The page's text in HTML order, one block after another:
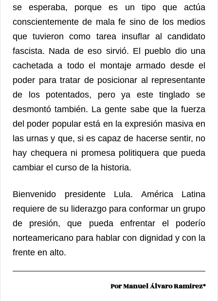
se esperaba, porque es un tipo que actúa
conscientemente de mala fe sino de los medios
que tuvieron como tarea insuflar al candidato
fascista. Nada de eso sirvió. El pueblo dio una
cachetada a todo el montaje armado desde el
poder para tratar de posicionar al representante
de los potentados, pero ya este tinglado se
desmontó también. La gente sabe que la fuerza
del poder popular está en la expresión masiva en
las urnas y que, si es capaz de hacerse sentir, no
hay chequera ni promesa politiquera que pueda
cambiar el curso de la historia.
Bienvenido presidente Lula. América Latina
requiere de su liderazgo para conformar un grupo
de presión, que pueda enfrentar el poderío
norteamericano para hablar con dignidad y con la
frente en alto.
Por Manuel Álvaro Ramírez*